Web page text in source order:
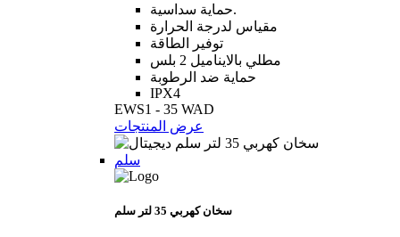
حماية سداسية.
مقياس لدرجة الحرارة
توفير الطاقة
مطلي بالايناميل 2 بلس
حماية ضد الرطوبة
IPX4
EWS1 - 35 WAD
عرض المنتجات
سلم
سخان كهربي 35 لتر سلم